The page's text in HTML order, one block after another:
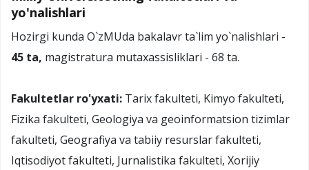
yo'nalishlari
Hozirgi kunda O`zMUda bakalavr ta`lim yo`nalishlari -
45 ta, magistratura mutaxassisliklari - 68 ta.
Fakultetlar ro'yxati: Tarix fakulteti, Kimyo fakulteti,
Fizika fakulteti, Geologiya va geoinformatsion tizimlar
fakulteti, Geografiya va tabiiy resurslar fakulteti,
Iqtisodiyot fakulteti, Jurnalistika fakulteti, Xorijiy